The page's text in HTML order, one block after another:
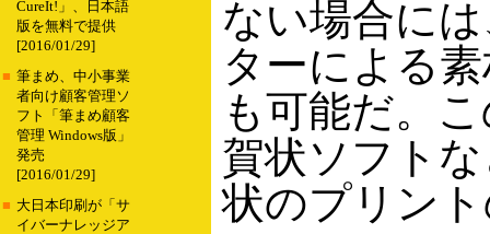
CureIt!」、日本語
版を無料で提供
[2016/01/29]
■ 筆まめ、中小事業
者向け顧客管理ソ
フト「筆まめ顧客
管理 Windows版」
発売
[2016/01/29]
■ 大日本印刷が「サ
イバーナレッジア
ない場合に
ターによる
も可能だ。
賀状ソフト
状のプリン